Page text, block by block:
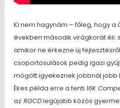
Ki nem hagynám – főleg, hogy a
években második virágkorát éli:
amikor ne érkezne új
csoportosulások pedig igazi
mögött igyekeznek jobbnál jobb
Ékes példa erre a fenti 16K
az RGCDlegújabb közös